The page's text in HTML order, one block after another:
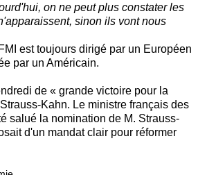
on ne peut plus constater les
sinon ils vont nous
est toujours dirigé par un Européen
par un Américain.
de « grande victoire pour la
Kahn. Le ministre français des
salué la nomination de M. Strauss-
d'un mandat clair pour réformer